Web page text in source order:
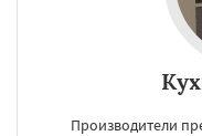
Производители